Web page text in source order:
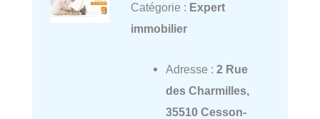
Catégorie : Expert
immobilier
Adresse : 2 Rue
des Charmilles,
35510 Cesson-